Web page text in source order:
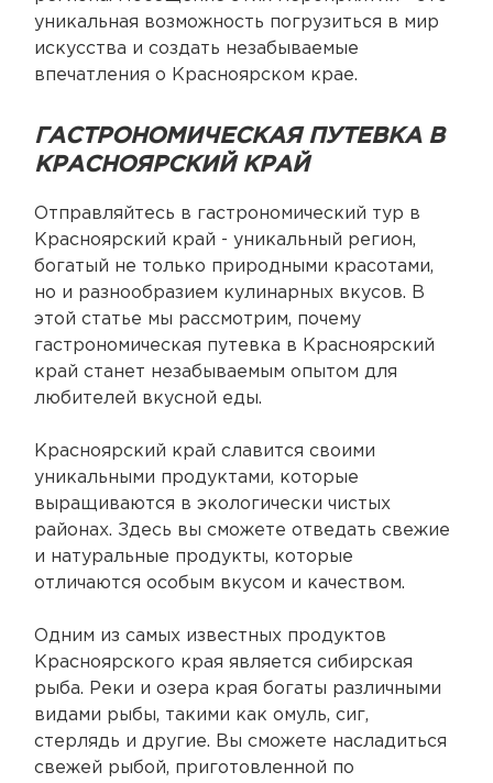
уникальная возможность погрузиться в мир
искусства и создать незабываемые
впечатления о Красноярском крае.
ГАСТРОНОМИЧЕСКАЯ ПУТЕВКА В
КРАСНОЯРСКИЙ КРАЙ
Отправляйтесь в гастрономический тур в
Красноярский край - уникальный регион,
богатый не только природными красотами,
но и разнообразием кулинарных вкусов. В
этой статье мы рассмотрим, почему
гастрономическая путевка в Красноярский
край станет незабываемым опытом для
любителей вкусной еды.
Красноярский край славится своими
уникальными продуктами, которые
выращиваются в экологически чистых
районах. Здесь вы сможете отведать свежие
и натуральные продукты, которые
отличаются особым вкусом и качеством.
Одним из самых известных продуктов
Красноярского края является сибирская
рыба. Реки и озера края богаты различными
видами рыбы, такими как омуль, сиг,
стерлядь и другие. Вы сможете насладиться
свежей рыбой, приготовленной по